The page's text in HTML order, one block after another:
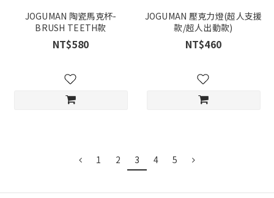
JOGUMAN 陶瓷馬克杯-
BRUSH TEETH款
NT$580
JOGUMAN 壓克力燈(超人支援
款/超人出動款)
NT$460
1 2 3 4 5